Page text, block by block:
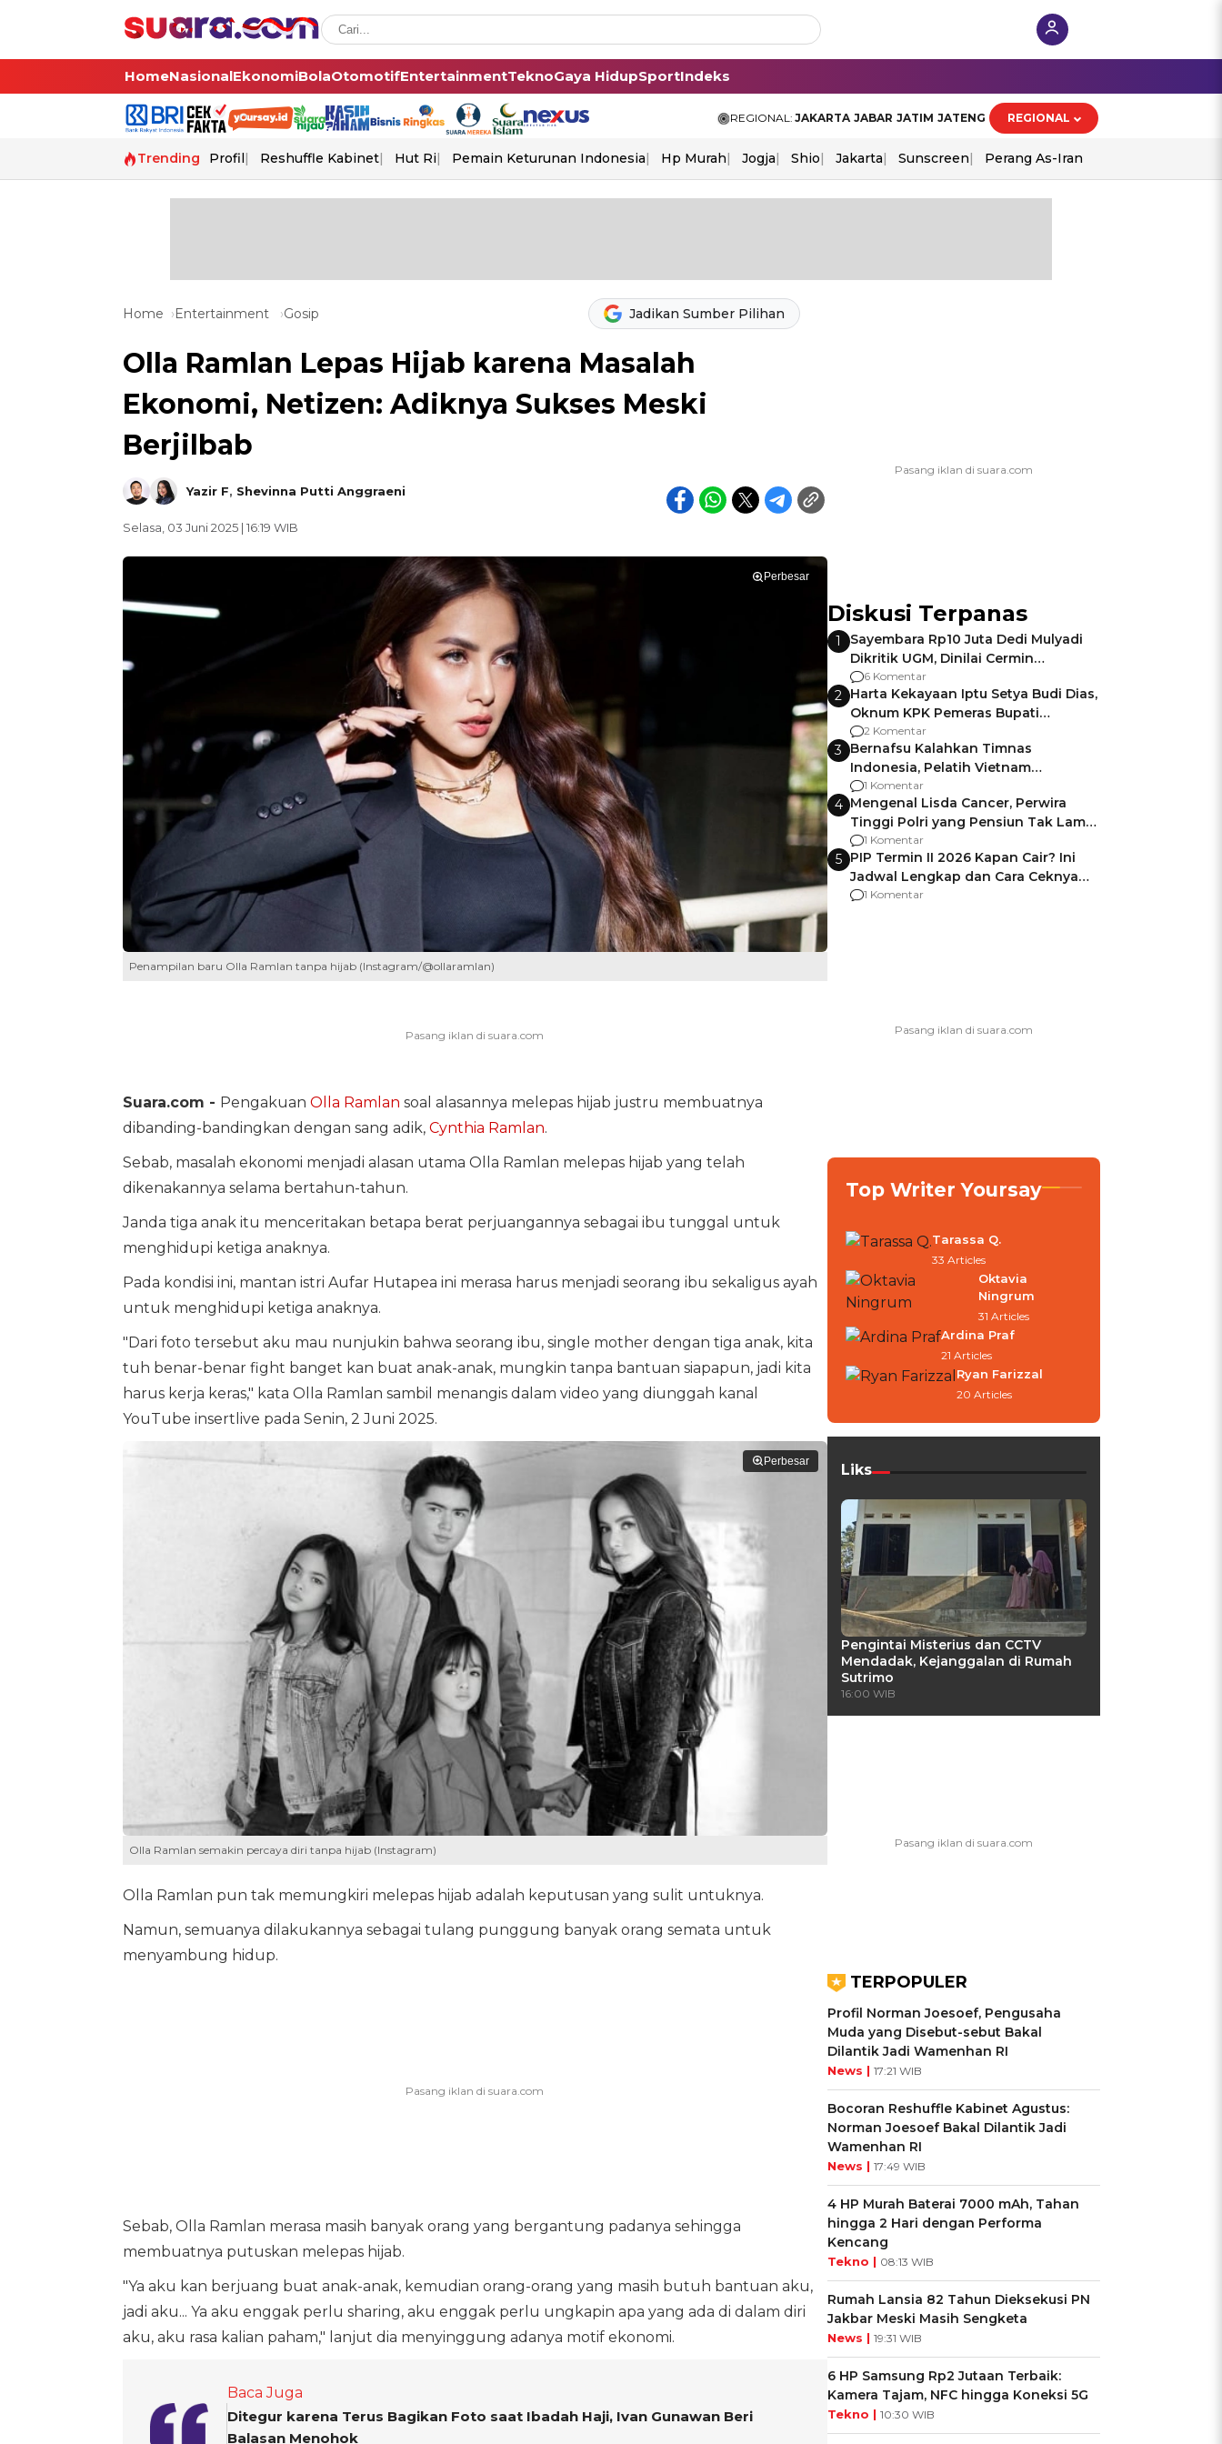
HomeNasionalEkonomiBolaOtomotifEntertainmentTeknoGaya HidupSportIndeks
REGIONAL: JAKARTA JABAR JATIM JATENG REGIONAL
Trending Profil Reshuffle Kabinet Hut Ri Pemain Keturunan Indonesia Hp Murah Jogja Shio Jakarta Sunscreen Perang As-Iran
Home Entertainment Gosip Jadikan Sumber Pilihan
Olla Ramlan Lepas Hijab karena Masalah
Ekonomi, Netizen: Adiknya Sukses Meski
Berjilbab
Yazir F, Shevinna Putti Anggraeni
Selasa, 03 Juni 2025 | 16:19 WIB
Perbesar
Penampilan baru Olla Ramlan tanpa hijab (Instagram/@ollaramlan)
Suara.com - Pengakuan Olla Ramlan soal alasannya melepas hijab justru membuatnya
dibanding-bandingkan dengan sang adik, Cynthia Ramlan.
Sebab, masalah ekonomi menjadi alasan utama Olla Ramlan melepas hijab yang telah
dikenakannya selama bertahun-tahun.
Janda tiga anak itu menceritakan betapa berat perjuangannya sebagai ibu tunggal untuk
menghidupi ketiga anaknya.
Pada kondisi ini, mantan istri Aufar Hutapea ini merasa harus menjadi seorang ibu sekaligus ayah
untuk menghidupi ketiga anaknya.
"Dari foto tersebut aku mau nunjukin bahwa seorang ibu, single mother dengan tiga anak, kita
tuh benar-benar fight banget kan buat anak-anak, mungkin tanpa bantuan siapapun, jadi kita
harus kerja keras," kata Olla Ramlan sambil menangis dalam video yang diunggah kanal
YouTube insertlive pada Senin, 2 Juni 2025.
Perbesar
Olla Ramlan semakin percaya diri tanpa hijab (Instagram)
Olla Ramlan pun tak memungkiri melepas hijab adalah keputusan yang sulit untuknya.
Namun, semuanya dilakukannya sebagai tulang punggung banyak orang semata untuk
menyambung hidup.
Sebab, Olla Ramlan merasa masih banyak orang yang bergantung padanya sehingga
membuatnya putuskan melepas hijab.
"Ya aku kan berjuang buat anak-anak, kemudian orang-orang yang masih butuh bantuan aku,
jadi aku... Ya aku enggak perlu sharing, aku enggak perlu ungkapin apa yang ada di dalam diri
aku, aku rasa kalian paham," lanjut dia menyinggung adanya motif ekonomi.
Baca Juga
Ditegur karena Terus Bagikan Foto saat Ibadah Haji, Ivan Gunawan Beri
Balasan Menohok
Diskusi Terpanas
1
Sayembara Rp10 Juta Dedi Mulyadi
Dikritik UGM, Dinilai Cermin
Gagalnya Negara Jamin Keamanan
6 Komentar
2 Harta Kekayaan Iptu Setya Budi Dias,
Oknum KPK Pemeras Bupati
Pemalang
2 Komentar
3 Bernafsu Kalahkan Timnas
Indonesia, Pelatih Vietnam
Berencana Pakai Jimat di Pakansari
1 Komentar
4 Mengenal Lisda Cancer, Perwira
Tinggi Polri yang Pensiun Tak Lama
Usai Jadi Brigjen
1 Komentar
5 PIP Termin II 2026 Kapan Cair? Ini
Jadwal Lengkap dan Cara Ceknya
agar Dana Tidak Hangus!
1 Komentar
Top Writer Yoursay
Tarassa Q.
33 Articles
Oktavia
Ningrum
31 Articles
Ardina Praf
21 Articles
Ryan Farizzal
20 Articles
Liks
Pengintai Misterius dan CCTV
Mendadak, Kejanggalan di Rumah
Sutrimo
16:00 WIB
TERPOPULER
Profil Norman Joesoef, Pengusaha
Muda yang Disebut-sebut Bakal
Dilantik Jadi Wamenhan RI
News | 17:21 WIB
Bocoran Reshuffle Kabinet Agustus:
Norman Joesoef Bakal Dilantik Jadi
Wamenhan RI
News | 17:49 WIB
4 HP Murah Baterai 7000 mAh, Tahan
hingga 2 Hari dengan Performa
Kencang
Tekno | 08:13 WIB
Rumah Lansia 82 Tahun Dieksekusi PN
Jakbar Meski Masih Sengketa
News | 19:31 WIB
6 HP Samsung Rp2 Jutaan Terbaik:
Kamera Tajam, NFC hingga Koneksi 5G
Tekno | 10:30 WIB